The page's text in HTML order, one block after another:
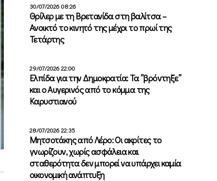
30/07/2026 08:26
Θρίλερ με τη Βρετανίδα στη βαλίτσα –
Ανοικτό το κινητό της μέχρι το πρωί της
Τετάρτης
29/07/2026 22:00
Ελπίδα για την Δημοκρατία: Τα ”βρόντηξε”
και ο Αυγερινός από το κόμμα της
Καρυστιανού
28/07/2026 22:35
Μητσοτάκης από Λέρο: Οι ακρίτες το
γνωρίζουν, χωρίς ασφάλεια και
σταθερότητα δεν μπορεί να υπάρχει καμία
οικονομική ανάπτυξη